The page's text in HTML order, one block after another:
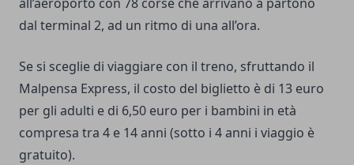
dal terminal 2, ad un ritmo di una all’ora.
Se si sceglie di viaggiare con il treno, sfruttando il
Malpensa Express, il costo del biglietto è di 13 euro
per gli adulti e di 6,50 euro per i bambini in età
compresa tra 4 e 14 anni (sotto i 4 anni i viaggio è
gratuito).